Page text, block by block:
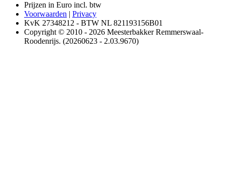
Prijzen in Euro incl. btw
Voorwaarden | Privacy
KvK 27348212 - BTW NL 821193156B01
Copyright © 2010 - 2026 Meesterbakker Remmerswaal-
Roodenrijs. (20260623 - 2.03.9670)